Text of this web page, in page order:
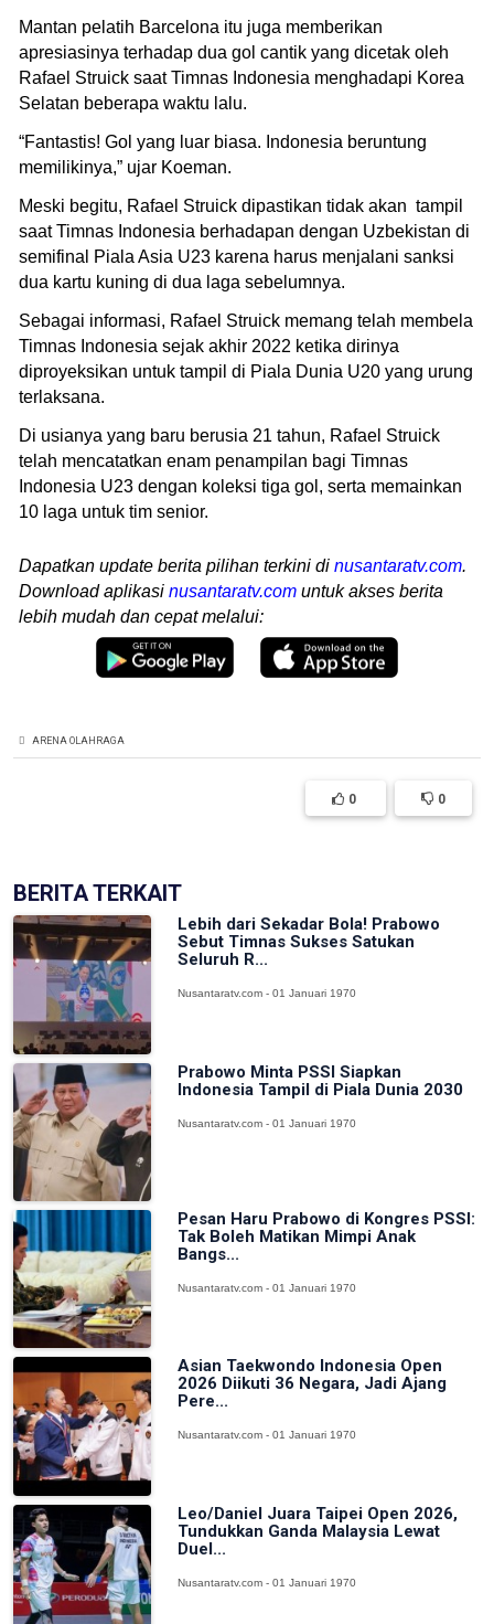
Mantan pelatih Barcelona itu juga memberikan
apresiasinya terhadap dua gol cantik yang dicetak oleh
Rafael Struick saat Timnas Indonesia menghadapi Korea
Selatan beberapa waktu lalu.
“Fantastis! Gol yang luar biasa. Indonesia beruntung
memilikinya,” ujar Koeman.
Meski begitu, Rafael Struick dipastikan tidak akan tampil
saat Timnas Indonesia berhadapan dengan Uzbekistan di
semifinal Piala Asia U23 karena harus menjalani sanksi
dua kartu kuning di dua laga sebelumnya.
Sebagai informasi, Rafael Struick memang telah membela
Timnas Indonesia sejak akhir 2022 ketika dirinya
diproyeksikan untuk tampil di Piala Dunia U20 yang urung
terlaksana.
Di usianya yang baru berusia 21 tahun, Rafael Struick
telah mencatatkan enam penampilan bagi Timnas
Indonesia U23 dengan koleksi tiga gol, serta memainkan
10 laga untuk tim senior.
Dapatkan update berita pilihan terkini di nusantaratv.com.
Download aplikasi nusantaratv.com untuk akses berita
lebih mudah dan cepat melalui:
ARENA OLAHRAGA
0 0
BERITA TERKAIT
Lebih dari Sekadar Bola! Prabowo
Sebut Timnas Sukses Satukan
Seluruh R...
Nusantaratv.com - 01 Januari 1970
Prabowo Minta PSSI Siapkan
Indonesia Tampil di Piala Dunia 2030
Nusantaratv.com - 01 Januari 1970
Pesan Haru Prabowo di Kongres PSSI:
Tak Boleh Matikan Mimpi Anak
Bangs...
Nusantaratv.com - 01 Januari 1970
Asian Taekwondo Indonesia Open
2026 Diikuti 36 Negara, Jadi Ajang
Pere...
Nusantaratv.com - 01 Januari 1970
Leo/Daniel Juara Taipei Open 2026,
Tundukkan Ganda Malaysia Lewat
Duel...
Nusantaratv.com - 01 Januari 1970